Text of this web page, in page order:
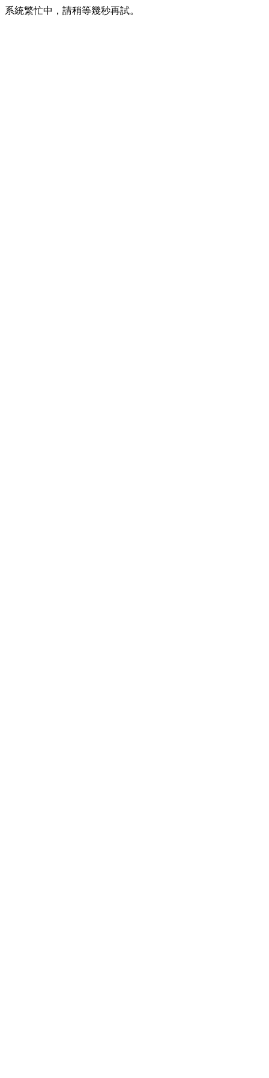
系統繁忙中，請稍等幾秒再試。